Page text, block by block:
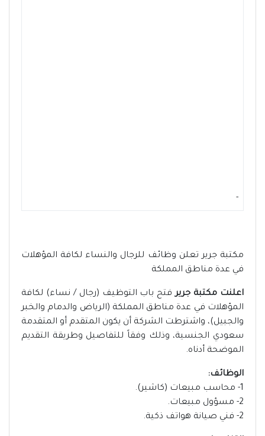
-
مكتبة جرير تعلن وظائف للرجال والنساء لكافة المؤهلات
في عدة مناطق المملكة
اعلنت مكتبة جريرفتح باب التوظيف (رجال / نساء) لكافة
المؤهلات في عدة مناطق المملكة (الرياض والدمام والخبر
والجبيل)، واشترطت الشركة أن يكون المتقدم أو المتقدمة
سعودي الجنسية، وذلك وفقاً للتفاصيل وطريقة التقديم
الموضحة أدناه.
الوظائف:
1- محاسب مبيعات (كاشير).
2- مسؤول مبيعات.
2- فني صيانة هواتف ذكية.